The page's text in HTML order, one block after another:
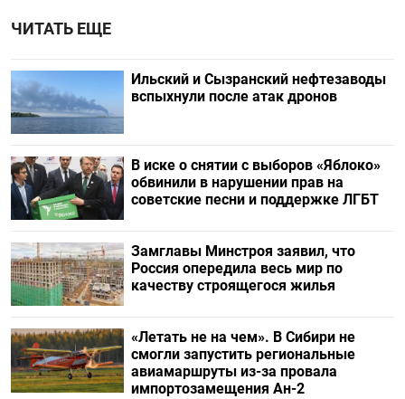
ЧИТАТЬ ЕЩЕ
Ильский и Сызранский нефтезаводы
вспыхнули после атак дронов
В иске о снятии с выборов «Яблоко»
обвинили в нарушении прав на
советские песни и поддержке ЛГБТ
Замглавы Минстроя заявил, что
Россия опередила весь мир по
качеству строящегося жилья
«Летать не на чем». В Сибири не
смогли запустить региональные
авиамаршруты из-за провала
импортозамещения Ан-2